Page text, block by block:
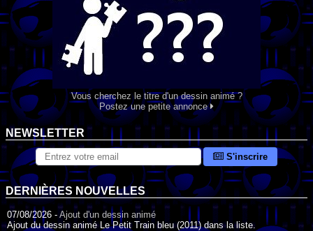
Vous cherchez le titre d'un dessin animé ?
Postez une petite annonce
NEWSLETTER
S'inscrire
DERNIÈRES NOUVELLES
07/08/2026 - Ajout d'un dessin animé
Ajout du dessin animé Le Petit Train bleu (2011) dans la liste.